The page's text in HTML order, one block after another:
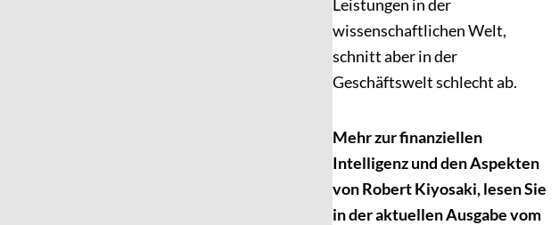
Leistungen in der
wissenschaftlichen Welt,
schnitt aber in der
Geschäftswelt schlecht ab.
Mehr zur finanziellen
Intelligenz und den Aspekten
von Robert Kiyosaki, lesen Sie
in der aktuellen Ausgabe vom